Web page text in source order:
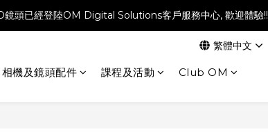
已經登陸OM Digital Solutions客戶服務中心, 歡迎體驗!!
繁體中文
相機及鏡頭配件 課程及活動 Club OM